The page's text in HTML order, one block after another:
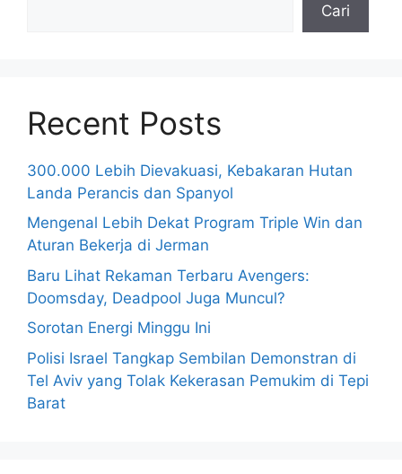
Cari
Recent Posts
300.000 Lebih Dievakuasi, Kebakaran Hutan
Landa Perancis dan Spanyol
Mengenal Lebih Dekat Program Triple Win dan
Aturan Bekerja di Jerman
Baru Lihat Rekaman Terbaru Avengers:
Doomsday, Deadpool Juga Muncul?
Sorotan Energi Minggu Ini
Polisi Israel Tangkap Sembilan Demonstran di
Tel Aviv yang Tolak Kekerasan Pemukim di Tepi
Barat